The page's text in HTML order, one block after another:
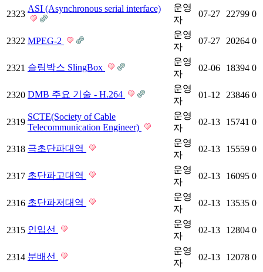
2323
ASI (Asynchronous serial interface)
운영
자
07-27 22799 0
2322 MPEG-2
운영
자
07-27 20264 0
2321 슬링박스 SlingBox
운영
자
02-06 18394 0
2320 DMB 주요 기술 - H.264
운영
자
01-12 23846 0
2319
SCTE(Society of Cable
Telecommunication Engineer)
운영
자
02-13 15741 0
2318 극초단파대역
운영
자
02-13 15559 0
2317 초단파고대역
운영
자
02-13 16095 0
2316 초단파저대역
운영
자
02-13 13535 0
2315 인입선
운영
자
02-13 12804 0
2314 분배선
운영
자
02-13 12078 0